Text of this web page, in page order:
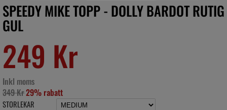
SPEEDY MIKE TOPP - DOLLY BARDOT RUTIG
GUL
249 Kr
Inkl moms
349 Kr29% rabatt
STORLEKAR